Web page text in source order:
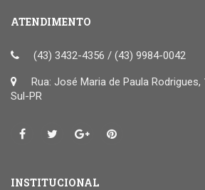
ATENDIMENTO
(43) 3432-4356 / (43) 9984-0042
Rua: José Maria de Paula
Sul-PR
INSTITUCIONAL